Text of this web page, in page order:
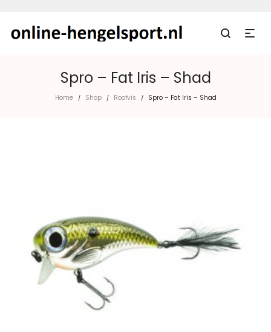
Spro – Fat Iris – Shad
Home / Shop / Roofvis / Spro – Fat Iris – Shad